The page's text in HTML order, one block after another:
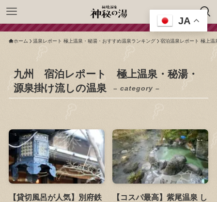
ホーム 温泉レポート 極上温泉・秘湯・おすすめ温泉ランキング 宿泊温泉レポート 極上温
九州 宿泊レポート 極上温泉・秘湯・
源泉掛け流しの温泉
– category –
【貸切風呂が人気】別府鉄
【コスパ最高】紫尾温泉 し
JA